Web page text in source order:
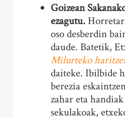
Goizean
ezagutu.
oso desberdin
daude. Batetik,
Milurteko
daiteke. Ibilbide
berezia
zahar eta
sekulakoak,